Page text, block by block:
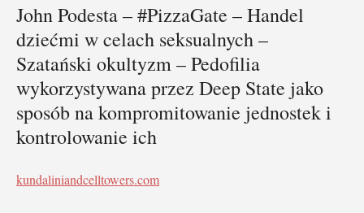
John Podesta – #PizzaGate – Handel
dziećmi w celach seksualnych –
Szatański okultyzm – Pedofilia
wykorzystywana przez Deep State jako
sposób na kompromitowanie jednostek i
kontrolowanie ich
kundaliniandcelltowers.com